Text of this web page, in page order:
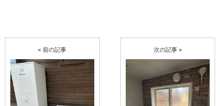
« 前の記事 次の記事 »